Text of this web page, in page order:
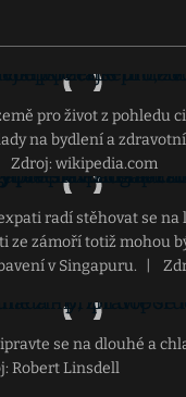
pro život z pohledu
na bydlení a
Zdroj: wikipedia.com
radí stěhovat se na
ze zámoří totiž mohou
v Singapuru.
se na dlouhé a
Robert Linsdell